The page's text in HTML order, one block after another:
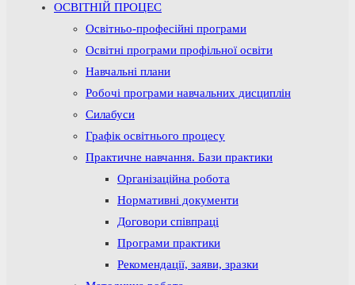
ОСВІТНІЙ ПРОЦЕС
Освітньо-професійні програми
Освітні програми профільної освіти
Навчальні плани
Робочі програми навчальних дисциплін
Силабуси
Графік освітнього процесу
Практичне навчання. Бази практики
Організаційна робота
Нормативні документи
Договори співпраці
Програми практики
Рекомендації, заяви, зразки